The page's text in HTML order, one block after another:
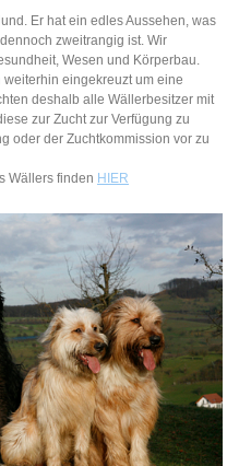
Er hat ein edles Aussehen, was
zweitrangig ist. Wir
Wesen und Körperbau.
eingekreuzt um eine
deshalb alle Wällerbesitzer mit
zur Zucht zur Verfügung zu
oder der Zuchtkommission vor zu
Wällers finden HIER